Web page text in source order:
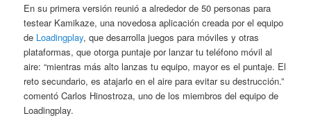
En su primera versión reunió a alrededor de 50 personas para
testear Kamikaze, una novedosa aplicación creada por el equipo
de Loadingplay, que desarrolla juegos para móviles y otras
plataformas, que otorga puntaje por lanzar tu teléfono móvil al
aire: “mientras más alto lanzas tu equipo, mayor es el puntaje. El
reto secundario, es atajarlo en el aire para evitar su destrucción.”
comentó Carlos Hinostroza, uno de los miembros del equipo de
Loadingplay.